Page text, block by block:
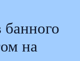
банного
на